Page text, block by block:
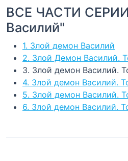
ВСЕ ЧАСТИ
Василий"
1. Злой демон Василий
2. Злой Демон Василий.
3. Злой демон Василий.
4. Злой демон Василий.
5. Злой демон Василий.
6. Злой демон Василий.